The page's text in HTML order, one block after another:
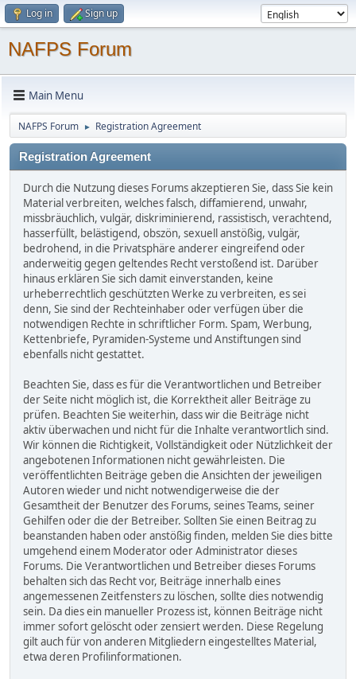
Log in Sign up
NAFPS Forum
Main Menu
NAFPS Forum ► Registration Agreement
Registration Agreement
Durch die Nutzung dieses Forums akzeptieren Sie, dass Sie kein
Material verbreiten, welches falsch, diffamierend, unwahr,
missbräuchlich, vulgär, diskriminierend, rassistisch, verachtend,
hasserfüllt, belästigend, obszön, sexuell anstößig, vulgär,
bedrohend, in die Privatsphäre anderer eingreifend oder
anderweitig gegen geltendes Recht verstoßend ist. Darüber
hinaus erklären Sie sich damit einverstanden, keine
urheberrechtlich geschützten Werke zu verbreiten, es sei
denn, Sie sind der Rechteinhaber oder verfügen über die
notwendigen Rechte in schriftlicher Form. Spam, Werbung,
Kettenbriefe, Pyramiden-Systeme und Anstiftungen sind
ebenfalls nicht gestattet.
Beachten Sie, dass es für die Verantwortlichen und Betreiber
der Seite nicht möglich ist, die Korrektheit aller Beiträge zu
prüfen. Beachten Sie weiterhin, dass wir die Beiträge nicht
aktiv überwachen und nicht für die Inhalte verantwortlich sind.
Wir können die Richtigkeit, Vollständigkeit oder Nützlichkeit der
angebotenen Informationen nicht gewährleisten. Die
veröffentlichten Beiträge geben die Ansichten der jeweiligen
Autoren wieder und nicht notwendigerweise die der
Gesamtheit der Benutzer des Forums, seines Teams, seiner
Gehilfen oder die der Betreiber. Sollten Sie einen Beitrag zu
beanstanden haben oder anstößig finden, melden Sie dies bitte
umgehend einem Moderator oder Administrator dieses
Forums. Die Verantwortlichen und Betreiber dieses Forums
behalten sich das Recht vor, Beiträge innerhalb eines
angemessenen Zeitfensters zu löschen, sollte dies notwendig
sein. Da dies ein manueller Prozess ist, können Beiträge nicht
immer sofort gelöscht oder zensiert werden. Diese Regelung
gilt auch für von anderen Mitgliedern eingestelltes Material,
etwa deren Profilinformationen.